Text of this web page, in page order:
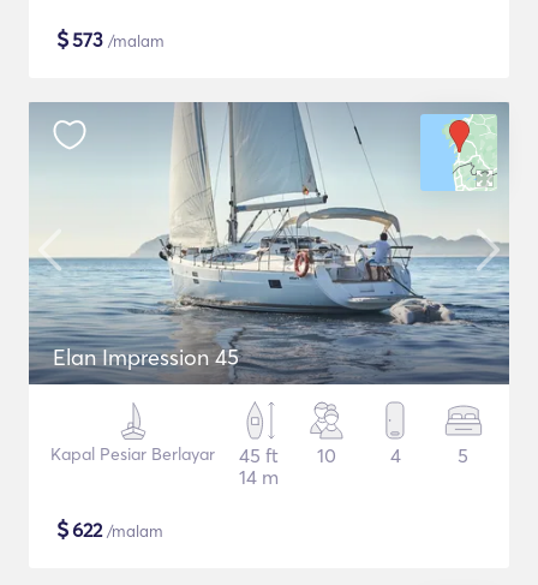
$573 /malam
Elan Impression 45
Kapal Pesiar Berlayar
45 ft
14 m
10 4 5
$622/malam